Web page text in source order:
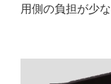
用側の負担が少